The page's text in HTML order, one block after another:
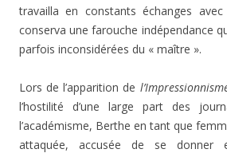
travailla en constants échanges
conserva une farouche indépendance
parfois inconsidérées du « maître ».
Lors de l’apparition de
l’hostilité d’une large part des
l’académisme, Berthe en tant que
attaquée, accusée de se donner